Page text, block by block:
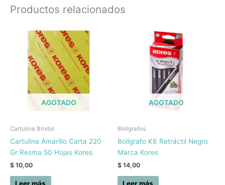
Productos relacionados
AGOTADO
Cartulina Bristol
Cartulina Amarillo Carta 220
Gr Resma 50 Hojas Kores
$ 10,00
Leer más
AGOTADO
Bolígrafos
Bolígrafo K6 Retráctil Negro
Marca Kores
$ 14,00
Leer más